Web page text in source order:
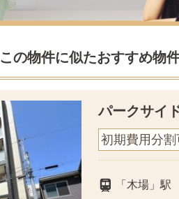
この物件に似たおすすめ物
パークサイ
初期費用分割
「木場」